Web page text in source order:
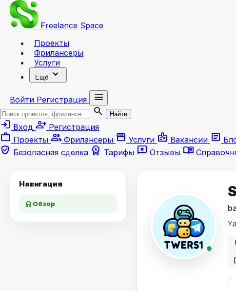
Freelance Space
Проекты
Фрилансеры
Услуги
Ещё expand_more
Войти Регистрация
menu
search
Найти
login Вход person_add Регистрация
work Проекты group Фрилансеры storefront Услуги badge Вакансии article
verified_user Безопасная сделка workspace_premium Тарифы reviews Отзывы menu_book
Навигация
home Обзор